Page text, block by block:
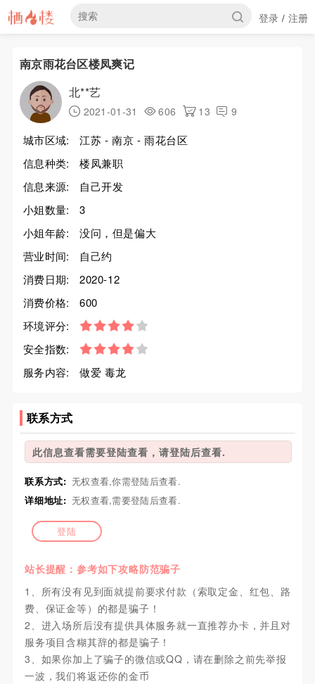
登录 / 注册
南京雨花台区楼凤爽记
北**艺
2021-01-31 606 13 9
城市区域:
江苏 - 南京 - 雨花台区
信息种类:
楼凤兼职
信息来源:
自己开发
小姐数量:
3
小姐年龄:
没问，但是偏大
营业时间:
自己约
消费日期:
2020-12
消费价格:
600
环境评分:
安全指数:
服务内容:
做爱 毒龙
联系方式
此信息查看需要登陆查看，请登陆后查看.
联系方式: 无权查看,你需登陆后查看.
详细地址: 无权查看,需要登陆后查看.
登陆
站长提醒：参考如下攻略防范骗子
1、所有没有见到面就提前要求付款（索取定金、红包、路
费、保证金等）的都是骗子！
2、进入场所后没有提供具体服务就一直推荐办卡，并且对
服务项目含糊其辞的都是骗子！
3、如果你加上了骗子的微信或QQ，请在删除之前先举报
一波，我们将返还你的金币